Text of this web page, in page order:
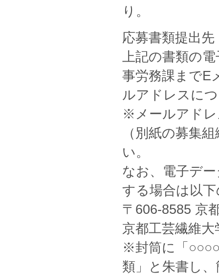
り。
応募書類提出先
上記の書類の
事労務課までE
ルアドレスに
※メールアドレ
（別紙の募集
い。
なお、電子デ
する場合は以
〒606-8585 京
京都工芸繊維
※封筒に「
類」と朱書し